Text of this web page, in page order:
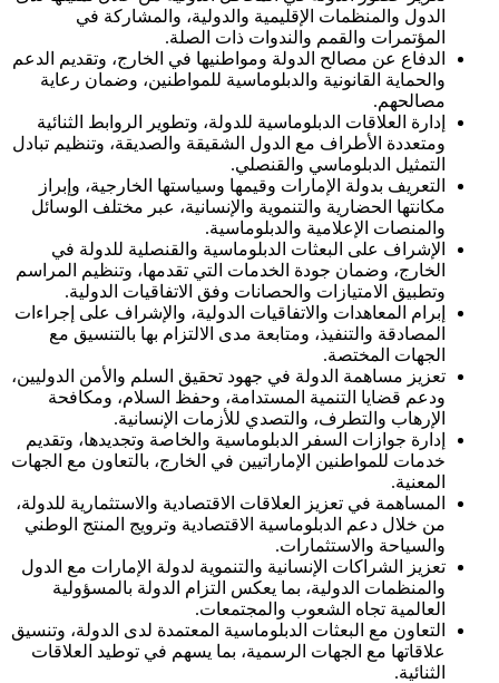
الدول والمنظمات الإقليمية والدولية، والمشاركة في
المؤتمرات والقمم والندوات ذات الصلة.
الدفاع عن مصالح الدولة ومواطنيها في الخارج، وتقديم الدعم
والحماية القانونية والدبلوماسية للمواطنين، وضمان رعاية
مصالحهم.
إدارة العلاقات الدبلوماسية للدولة، وتطوير الروابط الثنائية
ومتعددة الأطراف مع الدول الشقيقة والصديقة، وتنظيم تبادل
التمثيل الدبلوماسي والقنصلي.
التعريف بدولة الإمارات وقيمها وسياستها الخارجية، وإبراز
مكانتها الحضارية والتنموية والإنسانية، عبر مختلف الوسائل
والمنصات الإعلامية والدبلوماسية.
الإشراف على البعثات الدبلوماسية والقنصلية للدولة في
الخارج، وضمان جودة الخدمات التي تقدمها، وتنظيم المراسم
وتطبيق الامتيازات والحصانات وفق الاتفاقيات الدولية.
إبرام المعاهدات والاتفاقيات الدولية، والإشراف على إجراءات
المصادقة والتنفيذ، ومتابعة مدى الالتزام بها بالتنسيق مع
الجهات المختصة.
تعزيز مساهمة الدولة في جهود تحقيق السلم والأمن الدوليين،
ودعم قضايا التنمية المستدامة، وحفظ السلام، ومكافحة
الإرهاب والتطرف، والتصدي للأزمات الإنسانية.
إدارة جوازات السفر الدبلوماسية والخاصة وتجديدها، وتقديم
خدمات للمواطنين الإماراتيين في الخارج، بالتعاون مع الجهات
المعنية.
المساهمة في تعزيز العلاقات الاقتصادية والاستثمارية للدولة،
من خلال دعم الدبلوماسية الاقتصادية وترويج المنتج الوطني
والسياحة والاستثمارات.
تعزيز الشراكات الإنسانية والتنموية لدولة الإمارات مع الدول
والمنظمات الدولية، بما يعكس التزام الدولة بالمسؤولية
العالمية تجاه الشعوب والمجتمعات.
التعاون مع البعثات الدبلوماسية المعتمدة لدى الدولة، وتنسيق
علاقاتها مع الجهات الرسمية، بما يسهم في توطيد العلاقات
الثنائية.